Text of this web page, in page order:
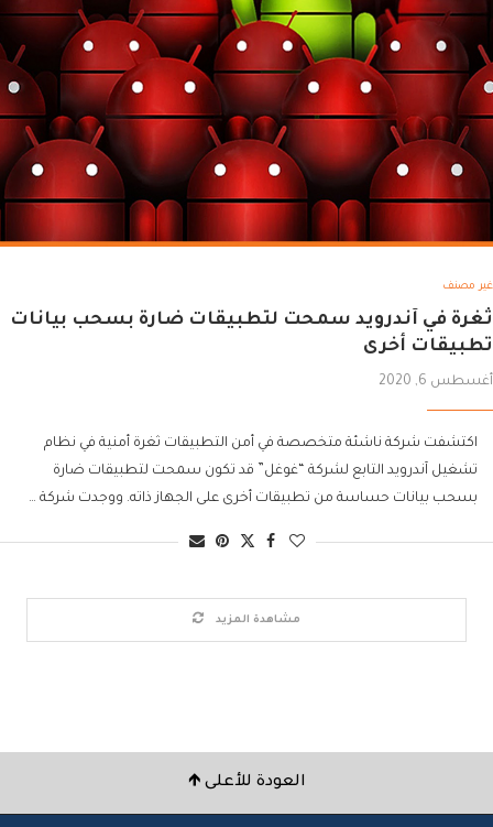
غير مصنف
ثغرة في آندرويد سمحت لتطبيقات ضارة بسحب بيانات
تطبيقات أخرى
أغسطس 6, 2020
اكتشفت شركة ناشئة متخصصة في أمن التطبيقات ثغرة أمنية في نظام
تشغيل آندرويد التابع لشركة “غوغل” قد تكون سمحت لتطبيقات ضارة
بسحب بيانات حساسة من تطبيقات أخرى على الجهاز ذاته. ووجدت شركة …
مشاهدة المزيد
العودة للأعلى 🡹